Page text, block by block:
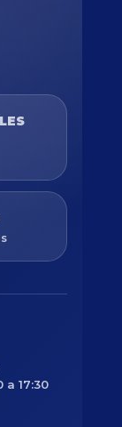
17:30